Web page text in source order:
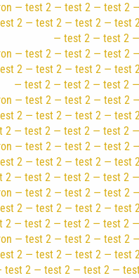
— test 2 — test 2 — test
2 — test 2 — test 2 —
— test 2 — test 2
— test 2 — test 2 — test
2 — test 2 — test 2 —
— test 2 — test 2 — test 2
— test 2 — test 2 — test
2 — test 2 — test 2 —
2 — test 2 — test 2 — test 2
— test 2 — test 2 — test
2 — test 2 — test 2 —
2 — test 2 — test 2 — test 2
— test 2 — test 2 — test
2 — test 2 — test 2 —
2 — test 2 — test 2 — test 2
— test 2 — test 2 — test
2 — test 2 — test 2 —
2 — test 2 — test 2 —